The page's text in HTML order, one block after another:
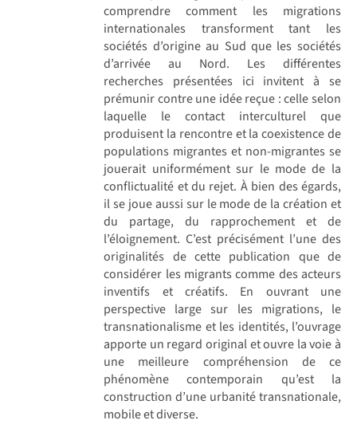
comprendre comment les migrations
internationales transforment tant les
sociétés d’origine au Sud que les sociétés
d’arrivée au Nord. Les différentes
recherches présentées ici invitent à se
prémunir contre une idée reçue : celle selon
laquelle le contact interculturel que
produisent la rencontre et la coexistence de
populations migrantes et non-migrantes se
jouerait uniformément sur le mode de la
conflictualité et du rejet. À bien des égards,
il se joue aussi sur le mode de la création et
du partage, du rapprochement et de
l’éloignement. C’est précisément l’une des
originalités de cette publication que de
considérer les migrants comme des acteurs
inventifs et créatifs. En ouvrant une
perspective large sur les migrations, le
transnationalisme et les identités, l’ouvrage
apporte un regard original et ouvre la voie à
une meilleure compréhension de ce
phénomène contemporain qu’est la
construction d’une urbanité transnationale,
mobile et diverse.